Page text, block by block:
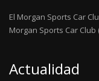
El Morgan Sports Car
Morgan Sports Car Club
Actualidad